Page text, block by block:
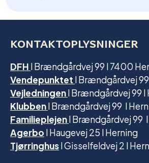
KONTAKTOPLYSNINGER
DFHl Brændgårdvej 99 l 7400
Vendepunktetl Brændgårdvej
Vejledningenl Brændgårdvej 99 l
Klubbenl Brændgårdvej 99 l
Familieplejenl Brændgårdvej 99
Agerbol Haugevej 25 l Herning
Tjørringhusl Gisselfeldvej 2 l